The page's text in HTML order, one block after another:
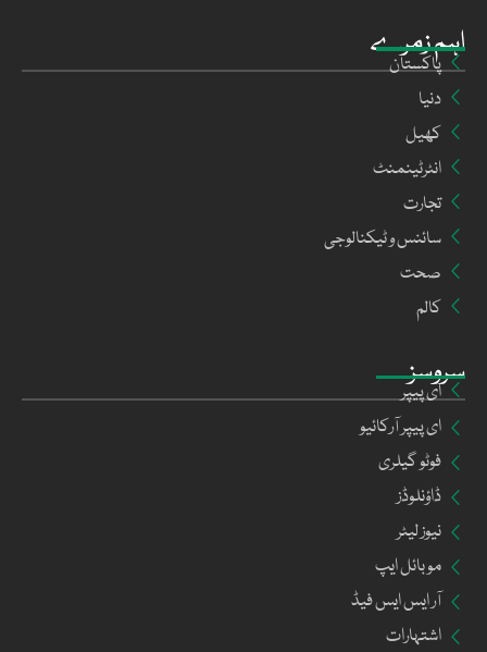
سروسز
ای پیپر
ای پیپر آرکائیو
فوٹو گیلری
ڈاؤنلوڈز
نیوز لیٹر
موبائل ایپ
آر ایس ایس فیڈ
اشتہارات
اہم زمرے
پاکستان
دنیا
کھیل
انٹرٹینمنٹ
تجارت
سائنس و ٹیکنالوجی
صحت
کالم